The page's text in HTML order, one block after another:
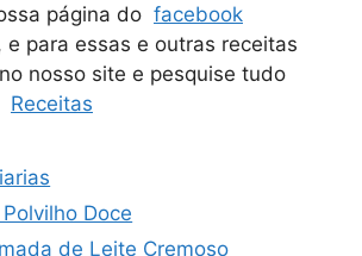
página do facebook
e para essas e outras receitas
nosso site e pesquise tudo
Receitas
Doce
de Leite Cremoso